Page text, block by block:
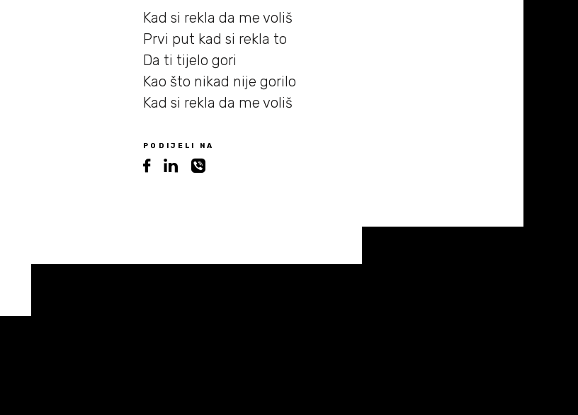
Kad si rekla da me voliš
Prvi put kad si rekla to
Da ti tijelo gori
Kao što nikad nije gorilo
Kad si rekla da me voliš
PODIJELI NA